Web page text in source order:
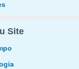
Site